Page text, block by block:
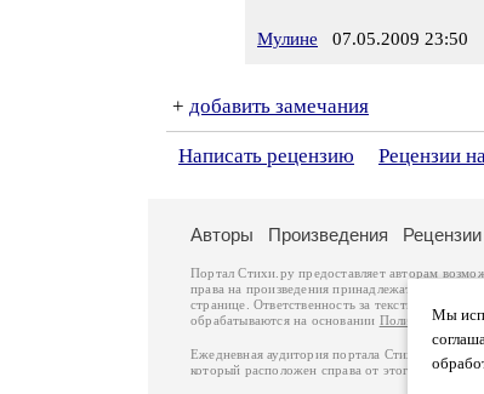
Мулине 07.05.2009 23:50
+ добавить замечания
Написать рецензию Рецензии
Мы
Авторы Произведения Рецензии
Портал Стихи.ру предоставляет авторам
права на произведения принадлежат авторам и
странице. Ответственность за тексты
обрабатываются на основании Политики
Ежедневная аудитория портала Стихи.ру –
который расположен справа от этого текста. В